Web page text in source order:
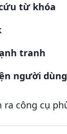
từ khóa
tranh
người dùng
công cụ